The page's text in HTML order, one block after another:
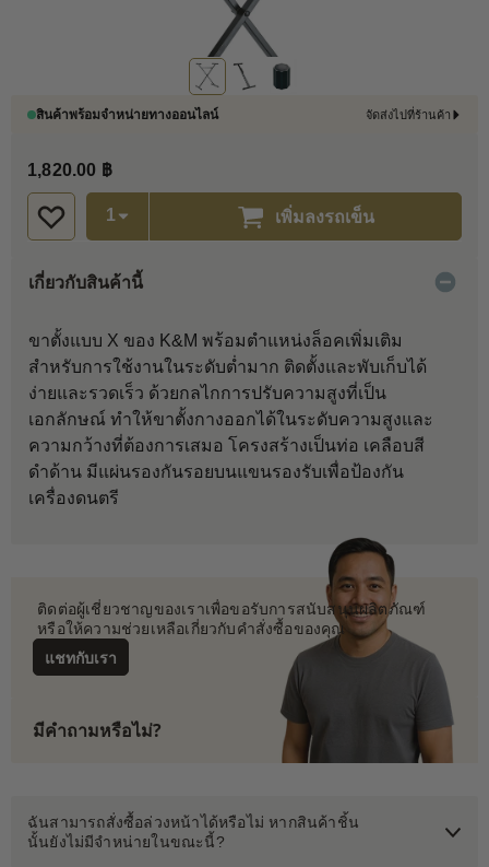
สินค้าพร้อมจำหน่ายทางออนไลน์ จัดส่งไปที่ร้านค้า
1,820.00 ฿
เพิ่มลงรถเข็น
เกี่ยวกับสินค้านี้
ขาตั้งแบบ X ของ K&M พร้อมตำแหน่งล็อคเพิ่มเติม
สำหรับการใช้งานในระดับต่ำมาก ติดตั้งและพับเก็บได้
ง่ายและรวดเร็ว ด้วยกลไกการปรับความสูงที่เป็น
เอกลักษณ์ ทำให้ขาตั้งกางออกได้ในระดับความสูงและ
ความกว้างที่ต้องการเสมอ โครงสร้างเป็นท่อ เคลือบสี
ดำด้าน มีแผ่นรองกันรอยบนแขนรองรับเพื่อป้องกัน
เครื่องดนตรี
มีคำถามหรือไม่?
ติดต่อผู้เชี่ยวชาญของเราเพื่อขอรับการสนับสนุนผลิตภัณฑ์
หรือให้ความช่วยเหลือเกี่ยวกับคำสั่งซื้อของคุณ
แชทกับเรา
ฉันสามารถสั่งซื้อล่วงหน้าได้หรือไม่ หากสินค้าชิ้น
นั้นยังไม่มีจำหน่ายในขณะนี้?